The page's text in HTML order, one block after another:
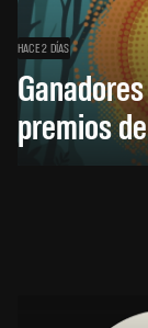
HACE 2 DÍAS
premios